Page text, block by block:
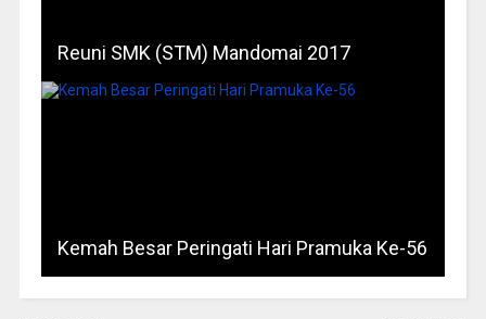
Reuni SMK (STM) Mandomai 2017
Kemah Besar Peringati Hari Pramuka Ke-56